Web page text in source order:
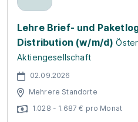
Lehre Brief- und
Distribution (w/m/d)
Aktiengesellschaft
02.09.2026
Mehrere Standorte
1.028 - 1.687 € pro Monat